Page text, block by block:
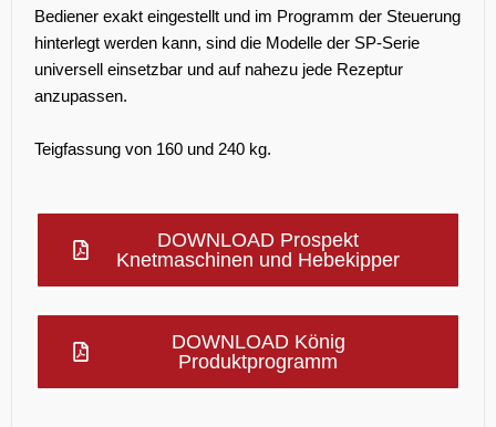
Bediener exakt eingestellt und im Programm der Steuerung
hinterlegt werden kann, sind die Modelle der SP-Serie
universell einsetzbar und auf nahezu jede Rezeptur
anzupassen.
Teigfassung von 160 und 240 kg.
DOWNLOAD Prospekt
Knetmaschinen und Hebekipper
DOWNLOAD König
Produktprogramm